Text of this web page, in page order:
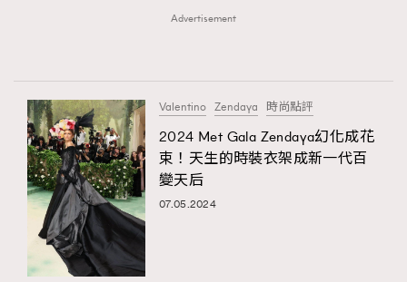
FigaroStyle
FigaroTalk 48
FigaroWatch 83
Grooming&Fitness 38
HommesFashion 2
HommeStyle
#FigaroIssue 專訪陳漢娜Hanna與Takuro｜模特
Advertisement
Valentino Zendaya 時尚點評
2024 Met Gala Zendaya幻化成花
束！天生的時裝衣架成新一代百
變天后
07.05.2024